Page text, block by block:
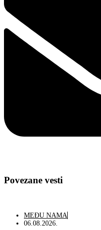
Povezane vesti
MEĐU NAMA
06.08.2026.